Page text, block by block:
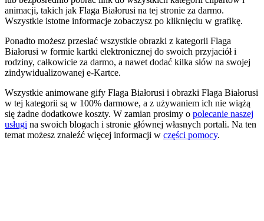
animacji, takich jak Flaga Białorusi na tej stronie za darmo.
Wszystkie istotne informacje zobaczysz po kliknięciu w grafikę.
Ponadto możesz przesłać wszystkie obrazki z kategorii Flaga
Białorusi w formie kartki elektronicznej do swoich przyjaciół i
rodziny, całkowicie za darmo, a nawet dodać kilka słów na swojej
zindywidualizowanej e-Kartce.
Wszystkie animowane gify Flaga Białorusi i obrazki Flaga Białorusi
w tej kategorii są w 100% darmowe, a z używaniem ich nie wiążą
się żadne dodatkowe koszty. W zamian prosimy o polecanie naszej
usługi na swoich blogach i stronie głównej własnych portali. Na ten
temat możesz znaleźć więcej informacji w części pomocy.